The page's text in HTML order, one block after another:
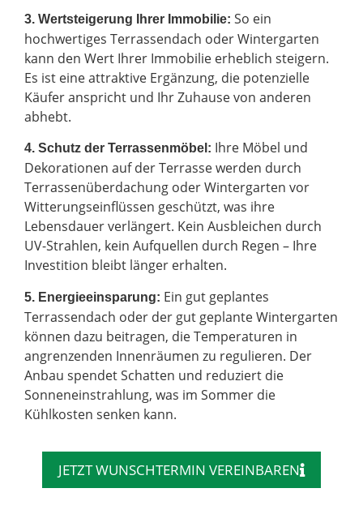
3. Wertsteigerung Ihrer Immobilie: So ein
hochwertiges Terrassendach oder Wintergarten
kann den Wert Ihrer Immobilie erheblich steigern.
Es ist eine attraktive Ergänzung, die potenzielle
Käufer anspricht und Ihr Zuhause von anderen
abhebt.
4. Schutz der Terrassenmöbel: Ihre Möbel und
Dekorationen auf der Terrasse werden durch
Terrassenüberdachung oder Wintergarten vor
Witterungseinflüssen geschützt, was ihre
Lebensdauer verlängert. Kein Ausbleichen durch
UV-Strahlen, kein Aufquellen durch Regen – Ihre
Investition bleibt länger erhalten.
5. Energieeinsparung: Ein gut geplantes
Terrassendach oder der gut geplante Wintergarten
können dazu beitragen, die Temperaturen in
angrenzenden Innenräumen zu regulieren. Der
Anbau spendet Schatten und reduziert die
Sonneneinstrahlung, was im Sommer die
Kühlkosten senken kann.
JETZT WUNSCHTERMIN VEREINBAREN